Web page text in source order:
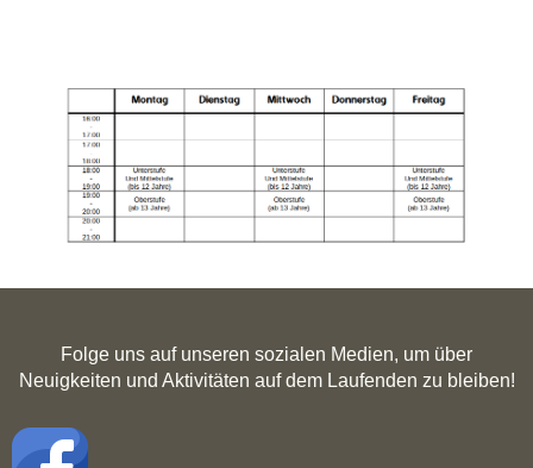
Folge uns auf unseren sozialen Medien, um über
Neuigkeiten und Aktivitäten auf dem Laufenden zu bleiben!